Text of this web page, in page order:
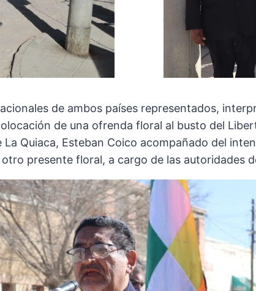
de ambos países representados,
de una ofrenda floral al busto del
Quiaca, Esteban Coico acompañado del
presente floral, a cargo de las autoridades